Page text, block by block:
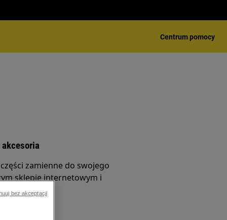
Centrum pomocy
zamienne do swojego
sklepie internetowym i
domu.
bez akceptacji